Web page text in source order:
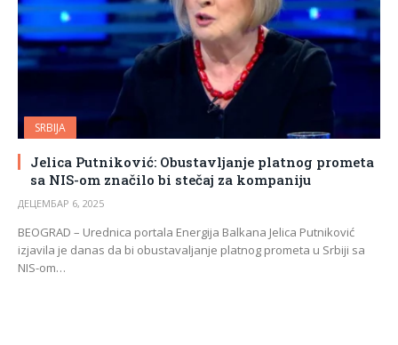
SRBIJA
Jelica Putniković: Obustavljanje platnog prometa
sa NIS-om značilo bi stečaj za kompaniju
ДЕЦЕМБАР 6, 2025
BEOGRAD – Urednica portala Energija Balkana Jelica Putniković
izjavila je danas da bi obustavaljanje platnog prometa u Srbiji sa
NIS-om…